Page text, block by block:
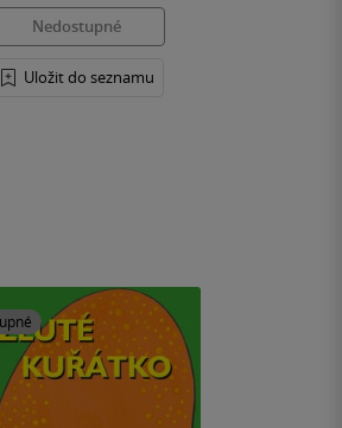
Nedostupné
Uložit do seznamu